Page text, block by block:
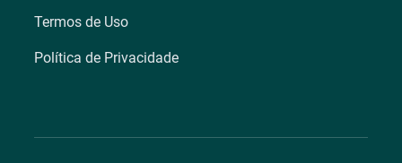
Termos de Uso
Política de Privacidade